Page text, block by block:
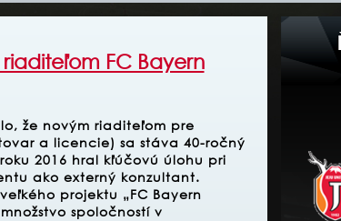
FC Bayern
že novým riaditeľom pre
a licencie) sa stáva 40-ročný
2016 hral kľúčovú úlohu pri
ako externý konzultant.
projektu „FC Bayern
spoločností v